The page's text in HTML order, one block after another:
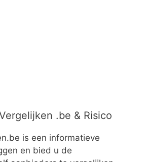
.be & Risico
is een informatieve
en bied u de